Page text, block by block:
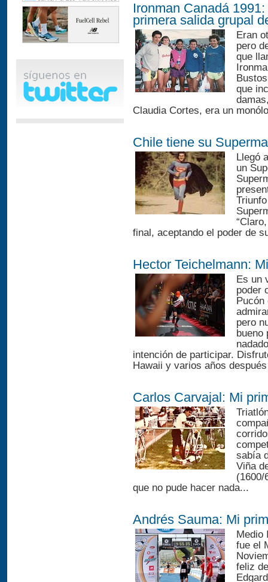
Ironman Canadá
primera salida grupal
Eran
pero
que
que
Claudia Cortes, era un
Chile tiene su
Llegó
un
final, aceptando el poder de
Hector Teichelmann:
Es un
poder
pero
bueno
intención de participar.
Hawaii y varios años
Carlos Carvajal: Mi
sabía
Viña
(1600/
que no pude hacer nada...
Andrés Sauma: Mi
Medio
fue el
feliz